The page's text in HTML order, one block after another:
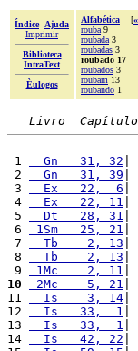
Índice
Ajuda
Imprimir
Biblioteca
IntraText
Èulogos
Alfabética [«
rouba 9
roubada 3
roubadas 3
roubado 17
roubados 3
roubam 13
roubando 1
Livro
1
  Gn   31, 32
2
  Gn   31, 39
3
  Ex   22,  6
|
4
  Ex   22, 11
|
5
  Dt   28, 31
6
1Sm   25, 21
7
  Tb    2, 13
8
  Tb    2, 13
9
1Mc    2, 11
10
2Mc    5, 21
11
  Is    3, 14
|
12
  Is   33,  1
13
  Is   33,  1
14
  Is   42, 22